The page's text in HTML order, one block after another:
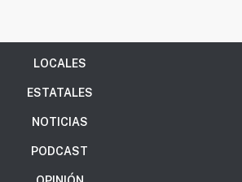
LOCALES
ESTATALES
NOTICIAS
PODCAST